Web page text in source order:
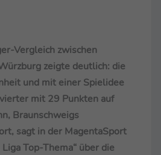
Vergleich zwischen
zeigte deutlich: die
und mit einer Spielidee
mit 29 Punkten auf
Braunschweigs
sagt in der MagentaSport
Top-Thema“ über die